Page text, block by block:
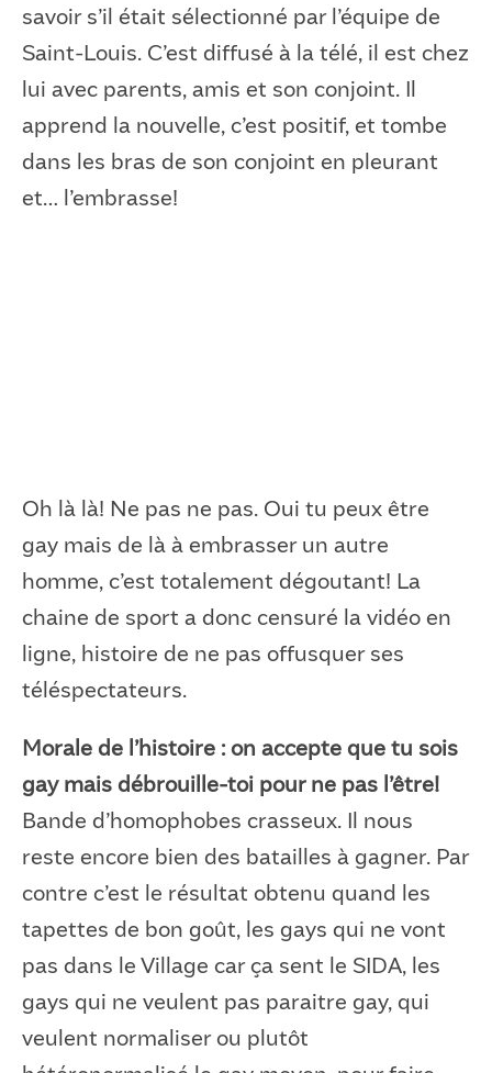
savoir s’il était sélectionné par l’équipe de
Saint-Louis. C’est diffusé à la télé, il est chez
lui avec parents, amis et son conjoint. Il
apprend la nouvelle, c’est positif, et tombe
dans les bras de son conjoint en pleurant
et… l’embrasse!
Oh là là! Ne pas ne pas. Oui tu peux être
gay mais de là à embrasser un autre
homme, c’est totalement dégoutant! La
chaine de sport a donc censuré la vidéo en
ligne, histoire de ne pas offusquer ses
téléspectateurs.
Morale de l’histoire : on accepte que tu sois
gay mais débrouille-toi pour ne pas l’être!
Bande d’homophobes crasseux. Il nous
reste encore bien des batailles à gagner. Par
contre c’est le résultat obtenu quand les
tapettes de bon goût, les gays qui ne vont
pas dans le Village car ça sent le SIDA, les
gays qui ne veulent pas paraitre gay, qui
veulent normaliser ou plutôt